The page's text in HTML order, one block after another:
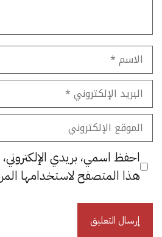
الاسم
البريد
الإلكتروني
الموقع
الإلكتروني
احفظ اسمي، بريدي الإلكتروني،
هذا المتصفح لاستخدامها